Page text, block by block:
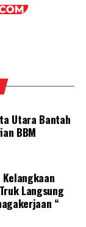
Utara Bantah
BBM
Langsung
“